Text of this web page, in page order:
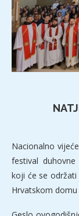
Nacionalno
festival duhovne
koji će se održati
Hrvatskom domu